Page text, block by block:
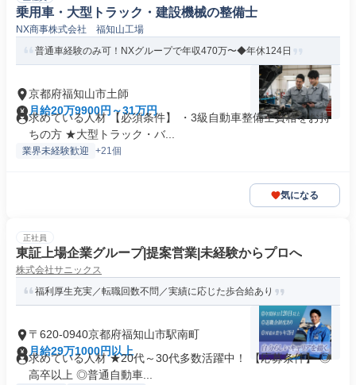
乗用車・大型トラック・建設機械の整備士
NX商事株式会社 福知山工場
普通車経験のみ可！NXグループで年収470万〜◆年休124日
京都府福知山市土師
月給20万9900円～31万円
求めている人材 【必須条件】 ・3級自動車整備士資格をお持
ちの方 ★大型トラック・バ...
業界未経験歓迎 +21個
気になる
正社員
東証上場企業グループ|提案営業|未経験からプロへ
株式会社サニックス
福利厚生充実／転職回数不問／実績に応じた歩合給あり
〒620-0940京都府福知山市駅南町
月給29万1000円以上
求めている人材 ★20代～30代多数活躍中！ 【応募条件】 ◎
高卒以上 ◎普通自動車...